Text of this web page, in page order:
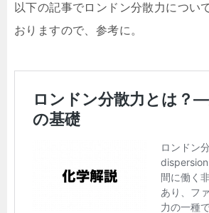
以下の記事でロンドン分散力につい
おりますので、参考に。